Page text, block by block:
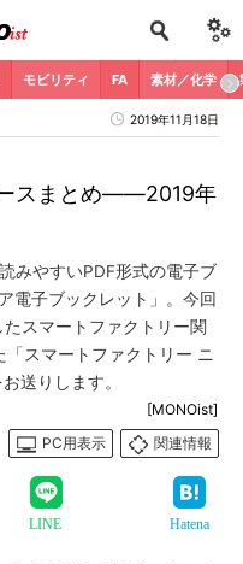
モビリティ FA 素材／化学
2019年11月18日
スまとめ――2019年
みやすいPDF形式の電子ブ
電子ブックレット」。今回
スマートファクトリー関
スマートファクトリー ニ
送りします。
[MONOist]
PC用表示
関連情報
LINE Hatena